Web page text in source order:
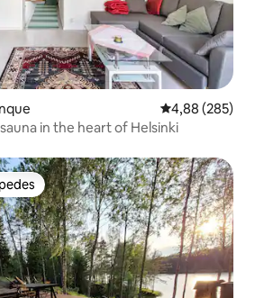
4,88 de uma
4,88 (285)
in the heart of Helsinki
dos hóspedes